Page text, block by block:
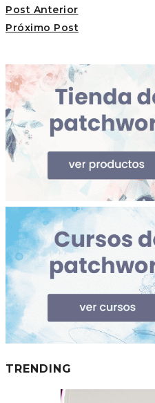
Post Anterior
Próximo Post
TRENDING